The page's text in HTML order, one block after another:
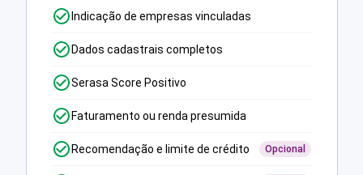
Indicação de empresas vinculadas
Dados cadastrais completos
Serasa Score Positivo
Faturamento ou renda presumida
Recomendação e limite de crédito Opcional